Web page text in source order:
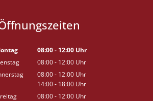
08:00- 12:00Uhr
Von 08:00 bis 12:00 Uhr
08:00- 12:00 Uhr
Von 08:00 bis 12:00 Uhr
08:00- 12:00 Uhr
Von 08:00 bis 12:00 Uhr
14:00- 18:00 Uhr
Von 14:00 bis 18:00 Uhr
08:00- 12:00 Uhr